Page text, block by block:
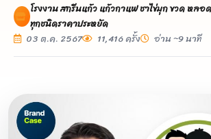
โรงงาน สกรีนแก้ว แก้วกาแฟ ชาไข่มุก ขวด หล
ทุกชนิดราคาประหยัด
03 ต.ค. 2567
11,416 ครั้ง อ่าน ~9 นาที